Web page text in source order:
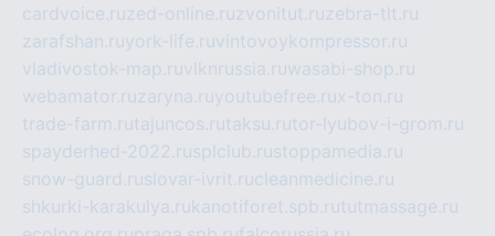
cardvoice.ruzed-online.ruzvonitut.ruzebra-tlt.ru
zarafshan.ruyork-life.ruvintovoykompressor.ru
vladivostok-map.ruvlknrussia.ruwasabi-shop.ru
webamator.ruzaryna.ruyoutubefree.rux-ton.ru
trade-farm.rutajuncos.rutaksu.rutor-lyubov-i-grom.ru
spayderhed-2022.rusplclub.rustoppamedia.ru
snow-guard.ruslovar-ivrit.rucleanmedicine.ru
shkurki-karakulya.rukanotiforet.spb.rututmassage.ru